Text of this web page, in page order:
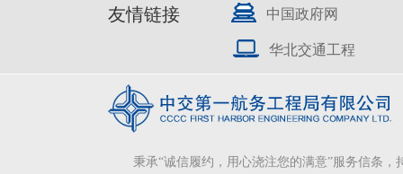
友情链接 中国政府网
华北交通工程
秉承“诚信履约，用心浇注您的满意”服务信条，